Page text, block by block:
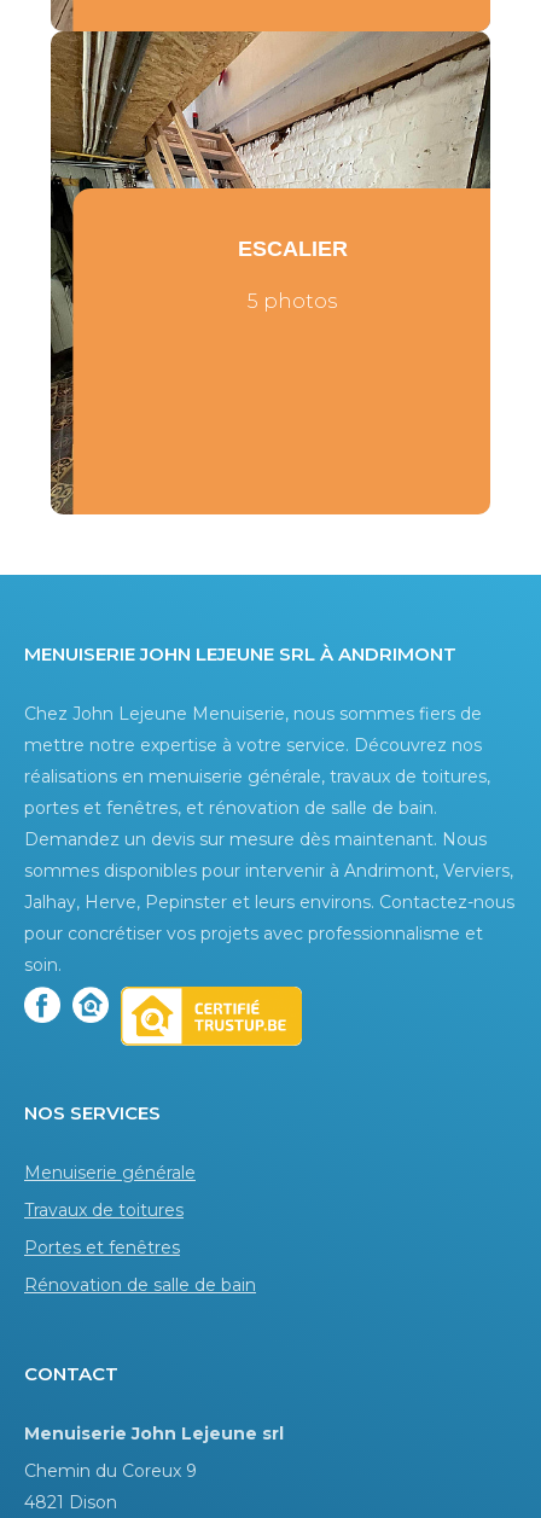
ESCALIER
5 photos
Menuiserie John Lejeune srl à Andrimont
Chez John Lejeune Menuiserie, nous sommes fiers de
mettre notre expertise à votre service. Découvrez nos
réalisations en menuiserie générale, travaux de toitures,
portes et fenêtres, et rénovation de salle de bain.
Demandez un devis sur mesure dès maintenant. Nous
sommes disponibles pour intervenir à Andrimont, Verviers,
Jalhay, Herve, Pepinster et leurs environs. Contactez-nous
pour concrétiser vos projets avec professionnalisme et
soin.
Nos services
Menuiserie générale
Travaux de toitures
Portes et fenêtres
Rénovation de salle de bain
Contact
Menuiserie John Lejeune srl
Chemin du Coreux 9
4821 Dison